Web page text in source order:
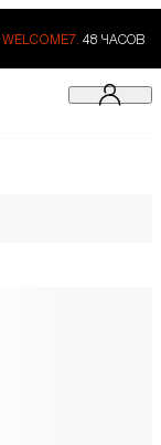
WELCOME7. 48 ЧАСОВ